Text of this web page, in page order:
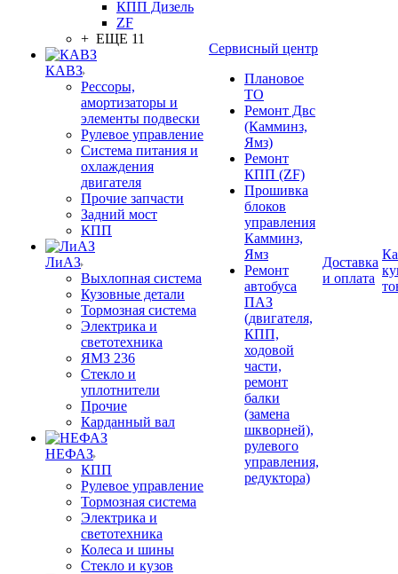
КПП Дизель
ZF
+ ЕЩЕ 11
КАВЗ
Рессоры,
амортизаторы и
элементы подвески
Рулевое управление
Система питания и
охлаждения
двигателя
Прочие запчасти
Задний мост
КПП
ЛиАЗ
Выхлопная система
Кузовные детали
Тормозная система
Электрика и
светотехника
ЯМЗ 236
Стекло и
уплотнители
Прочие
Карданный вал
НЕФАЗ
КПП
Рулевое управление
Тормозная система
Электрика и
светотехника
Колеса и шины
Стекло и кузов
Сервисный центр
Плановое
ТО
Ремонт Двс
(Камминз,
Ямз)
Ремонт
КПП (ZF)
Прошивка
блоков
управления
Камминз,
Ямз
Ремонт
автобуса
ПАЗ
(двигателя,
КПП,
ходовой
части,
ремонт
балки
(замена
шкворней),
рулевого
управления,
редуктора)
Доставка
и оплата